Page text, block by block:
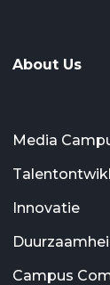
About Us
Media
Innovatie
Campus